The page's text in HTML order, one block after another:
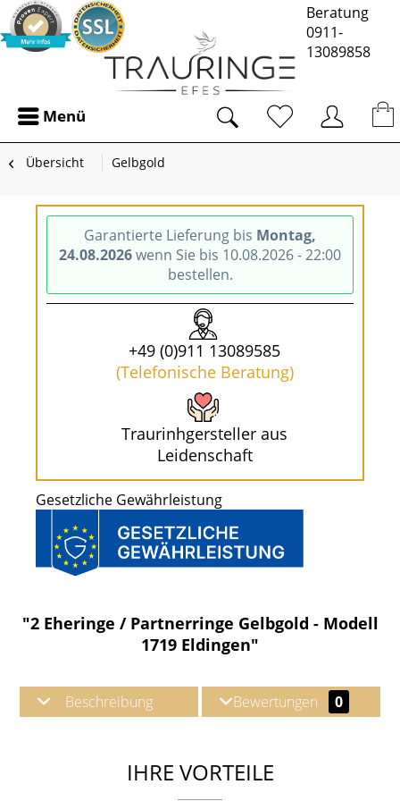
Beratung
0911-
13089858
Menü
Übersicht Gelbgold
Garantierte Lieferung bis Montag,
24.08.2026wenn Sie bis 10.08.2026 - 22:00
bestellen.
+49 (0)911 13089585
(Telefonische Beratung)
Traurinhgersteller aus
Leidenschaft
Gesetzliche Gewährleistung
"2 Eheringe / Partnerringe Gelbgold - Modell
1719 Eldingen"
Beschreibung Bewertungen 0
IHRE VORTEILE